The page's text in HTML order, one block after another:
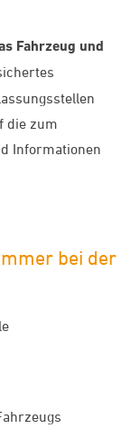
Fahrzeug und
die zum
Informationen
bei der